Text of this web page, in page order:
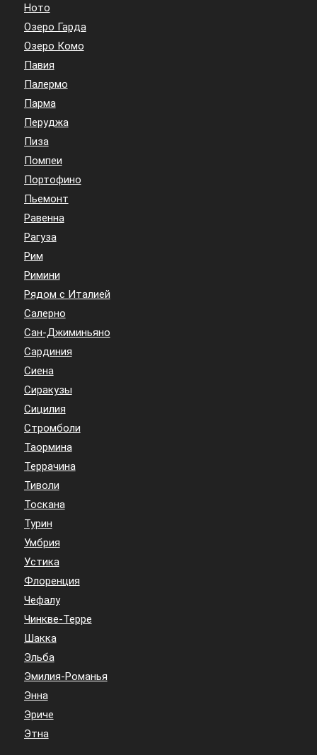
Ното
Озеро Гарда
Озеро Комо
Павия
Палермо
Парма
Перуджа
Пиза
Помпеи
Портофино
Пьемонт
Равенна
Рагуза
Рим
Римини
Рядом с Италией
Салерно
Сан-Джиминьяно
Сардиния
Сиена
Сиракузы
Сицилия
Стромболи
Таормина
Террачина
Тиволи
Тоскана
Турин
Умбрия
Устика
Флоренция
Чефалу
Чинкве-Терре
Шакка
Эльба
Эмилия-Романья
Энна
Эриче
Этна